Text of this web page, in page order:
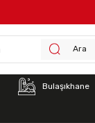
Ara
Bulaşıkhane
Stok Kodu:2012010130
MUSLUK AÇILI